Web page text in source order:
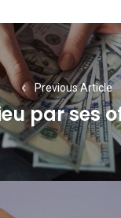
Previous Article
Previous
post:
par ses